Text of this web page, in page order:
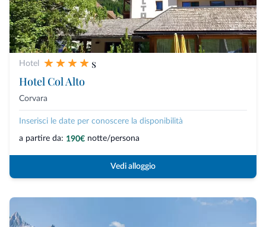
Hotel
s
Hotel Col Alto
Corvara
Inserisci le date per conoscere la disponibilità
a partire da: 190€ notte/persona
Vedi alloggio